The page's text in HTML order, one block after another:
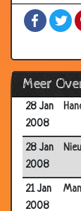
Meer
04 Feb
2008
28 Jan
2008
28 Jan
2008
21 Jan
2008